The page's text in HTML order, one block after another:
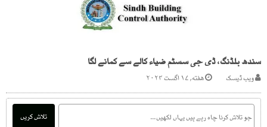
سندھ بلڈنگ، ڈی جی سسٹم ضیاء کالے سے کمانے لگا
ویب ڈیسک هفته, ۱۷ اگست ۲۰۲۴
تلاش کریں